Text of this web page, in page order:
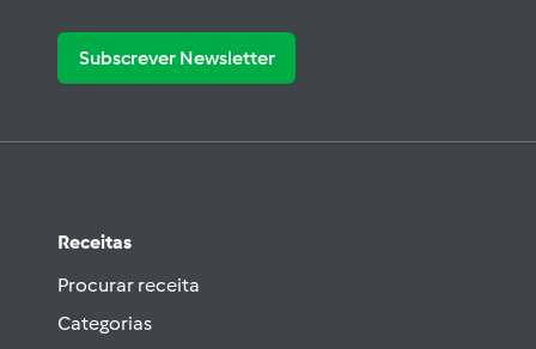
Subscrever Newsletter
Receitas
Procurar receita
Categorias